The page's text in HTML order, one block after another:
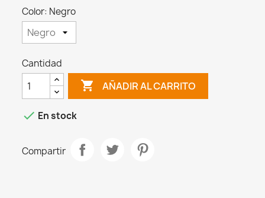
Color: Negro
Cantidad
 AÑADIR AL CARRITO
 En stock
Compartir